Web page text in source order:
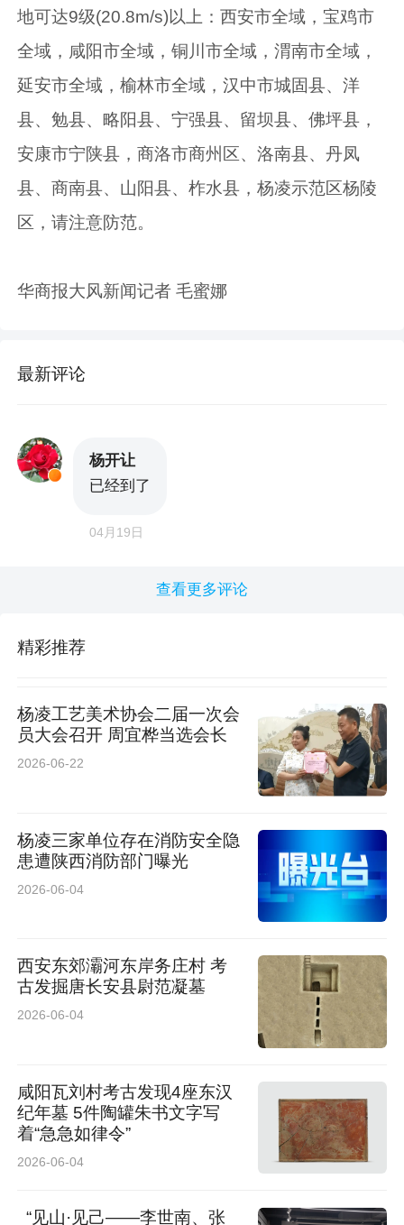
地可达9级(20.8m/s)以上：西安市全域，宝鸡市
全域，咸阳市全域，铜川市全域，渭南市全域，
延安市全域，榆林市全域，汉中市城固县、洋
县、勉县、略阳县、宁强县、留坝县、佛坪县，
安康市宁陕县，商洛市商州区、洛南县、丹凤
县、商南县、山阳县、柞水县，杨凌示范区杨陵
区，请注意防范。
华商报大风新闻记者 毛蜜娜
最新评论
杨开让
已经到了
04月19日
查看更多评论
精彩推荐
杨凌工艺美术协会二届一次会
员大会召开 周宜桦当选会长
2026-06-22
杨凌三家单位存在消防安全隐
患遭陕西消防部门曝光
2026-06-04
西安东郊灞河东岸务庄村 考
古发掘唐长安县尉范凝墓
2026-06-04
咸阳瓦刘村考古发现4座东汉
纪年墓 5件陶罐朱书文字写
着“急急如律令”
2026-06-04
“见山·见己——李世南、张